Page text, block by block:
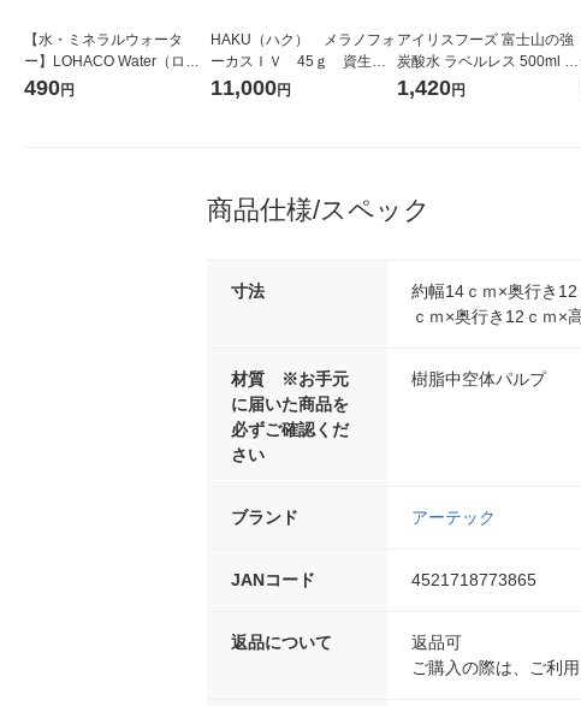
【水・ミネラルウォータ
ー】LOHACO Water（ロハ
コウォーター）2L ラベルレ
490円
HAKU（ハク） メラノフォ
ーカスＩＶ 45ｇ 資生
堂 おまけ付き
11,000円
アイリスフーズ 富士山の強
炭酸水 ラベルレス 500ml 1
箱（24本入）
1,420円
商品仕様/スペック
寸法
約幅14ｃｍ×奥行き
ｃｍ×奥行き12ｃｍ×
材質 ※お手元
に届いた商品を
必ずご確認くだ
さい
樹脂中空体パルプ
ブランド アーテック
JANコード 4521718773865
返品について
返品可
ご購入の際は、ご利